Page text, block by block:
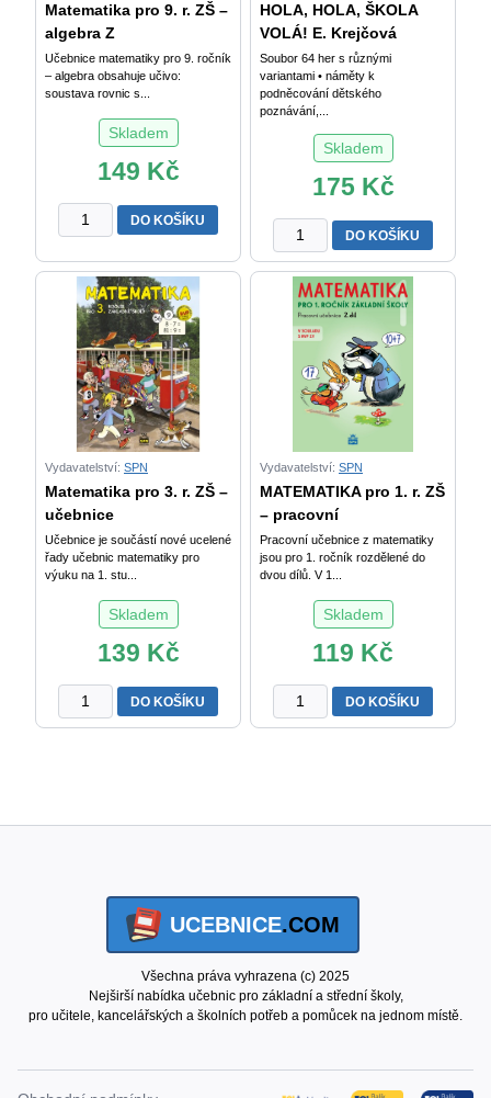
Matematika pro 9. r. ZŠ –
algebra Z
Učebnice matematiky pro 9. ročník
– algebra obsahuje učivo:
soustava rovnic s...
Skladem
149 Kč
Matematika
pro
9.
ZŠ
algebra
Půlpán
kol.
množství
DO KOŠÍKU
HOLA, HOLA, ŠKOLA
VOLÁ! E. Krejčová
Soubor 64 her s různými
variantami • náměty k
podněcování dětského
poznávání,...
Skladem
175 Kč
HOLA,
HOLA,
ŠKOLA
VOLÁ!
Krejčová
množství
DO KOŠÍKU
Vydavatelství: SPN
Matematika pro 3. r. ZŠ –
učebnice
Učebnice je součástí nové ucelené
řady učebnic matematiky pro
výuku na 1. stu...
Skladem
139 Kč
Matematika
pro
množství
DO KOŠÍKU
Vydavatelství: SPN
MATEMATIKA pro 1. r. ZŠ
– pracovní
Pracovní učebnice z matematiky
jsou pro 1. ročník rozdělené do
dvou dílů. V 1...
Skladem
119 Kč
MATEMATIKA
pro
díl
M.
Čížková
množství
DO KOŠÍKU
UCEBNICE.COM
Všechna práva vyhrazena (c) 2025
Nejširší nabídka učebnic pro základní a střední školy,
pro učitele, kancelářských a školních potřeb a pomůcek na jednom místě.